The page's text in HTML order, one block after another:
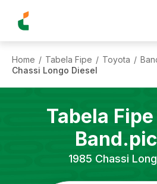
Home / Tabela Fipe / Toyota /
Chassi Longo Diesel
Tabela Fipe
1985 Chassi